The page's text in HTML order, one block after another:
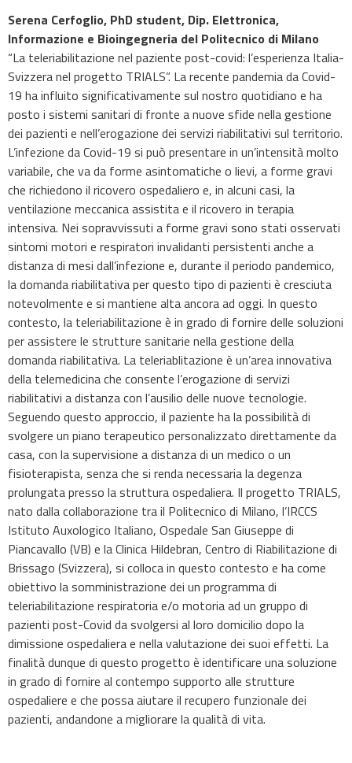
Serena Cerfoglio, PhD student, Dip. Elettronica,
Informazione e Bioingegneria del Politecnico di Milano
“La teleriabilitazione nel paziente post-covid: l’esperienza Italia-
Svizzera nel progetto TRIALS”. La recente pandemia da Covid-
19 ha influito significativamente sul nostro quotidiano e ha
posto i sistemi sanitari di fronte a nuove sfide nella gestione
dei pazienti e nell’erogazione dei servizi riabilitativi sul territorio.
L’infezione da Covid-19 si può presentare in un’intensità molto
variabile, che va da forme asintomatiche o lievi, a forme gravi
che richiedono il ricovero ospedaliero e, in alcuni casi, la
ventilazione meccanica assistita e il ricovero in terapia
intensiva. Nei sopravvissuti a forme gravi sono stati osservati
sintomi motori e respiratori invalidanti persistenti anche a
distanza di mesi dall’infezione e, durante il periodo pandemico,
la domanda riabilitativa per questo tipo di pazienti è cresciuta
notevolmente e si mantiene alta ancora ad oggi. In questo
contesto, la teleriabilitazione è in grado di fornire delle soluzioni
per assistere le strutture sanitarie nella gestione della
domanda riabilitativa. La teleriablitazione è un’area innovativa
della telemedicina che consente l’erogazione di servizi
riabilitativi a distanza con l’ausilio delle nuove tecnologie.
Seguendo questo approccio, il paziente ha la possibilità di
svolgere un piano terapeutico personalizzato direttamente da
casa, con la supervisione a distanza di un medico o un
fisioterapista, senza che si renda necessaria la degenza
prolungata presso la struttura ospedaliera. Il progetto TRIALS,
nato dalla collaborazione tra il Politecnico di Milano, l’IRCCS
Istituto Auxologico Italiano, Ospedale San Giuseppe di
Piancavallo (VB) e la Clinica Hildebran, Centro di Riabilitazione di
Brissago (Svizzera), si colloca in questo contesto e ha come
obiettivo la somministrazione dei un programma di
teleriabilitazione respiratoria e/o motoria ad un gruppo di
pazienti post-Covid da svolgersi al loro domicilio dopo la
dimissione ospedaliera e nella valutazione dei suoi effetti. La
finalità dunque di questo progetto è identificare una soluzione
in grado di fornire al contempo supporto alle strutture
ospedaliere e che possa aiutare il recupero funzionale dei
pazienti, andandone a migliorare la qualità di vita.